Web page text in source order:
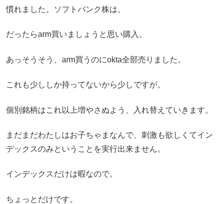
慣れました。ソフトバンク株は。
だったらarm買いましょうと思い購入。
あっそうそう、arm買うのにokta全部売りました。
これも少ししか持ってないから少しですが。
個別銘柄はこれ以上増やさぬよう、入れ替えていきます。
まだまだわたしはお子ちゃまなんで、刺激も欲しくてイン
デックスのみということを実行出来ません。
インデックスだけは暇なので。
ちょっとだけです。